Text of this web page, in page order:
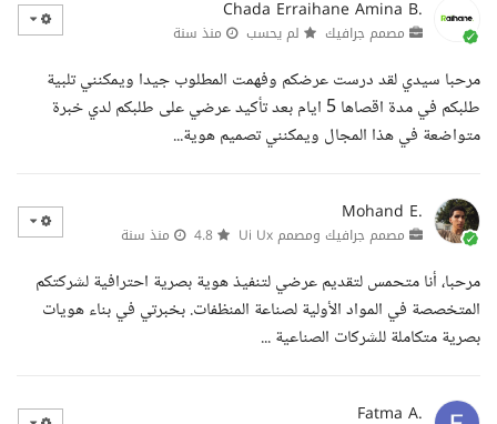
Chada Erraihane Amina B.
مصمم جرافيك لم يحسب منذ سنة
مرحبا سيدي لقد درست عرضكم وفهمت المطلوب جيدا ويمكنني تلبية
طلبكم في مدة اقصاها 5 ايام بعد تأكيد عرضي على طلبكم لدي خبرة
متواضعة في هذا المجال ويمكنني تصميم هوية...
Mohand E.
مصمم جرافيك ومصمم Ui Ux منذ سنة
مرحبا، أنا متحمس لتقديم عرضي لتنفيذ هوية بصرية احترافية لشركتكم
المتخصصة في المواد الأولية لصناعة المنظفات. بخبرتي في بناء هويات
بصرية متكاملة للشركات الصناعية ...
Fatma A.